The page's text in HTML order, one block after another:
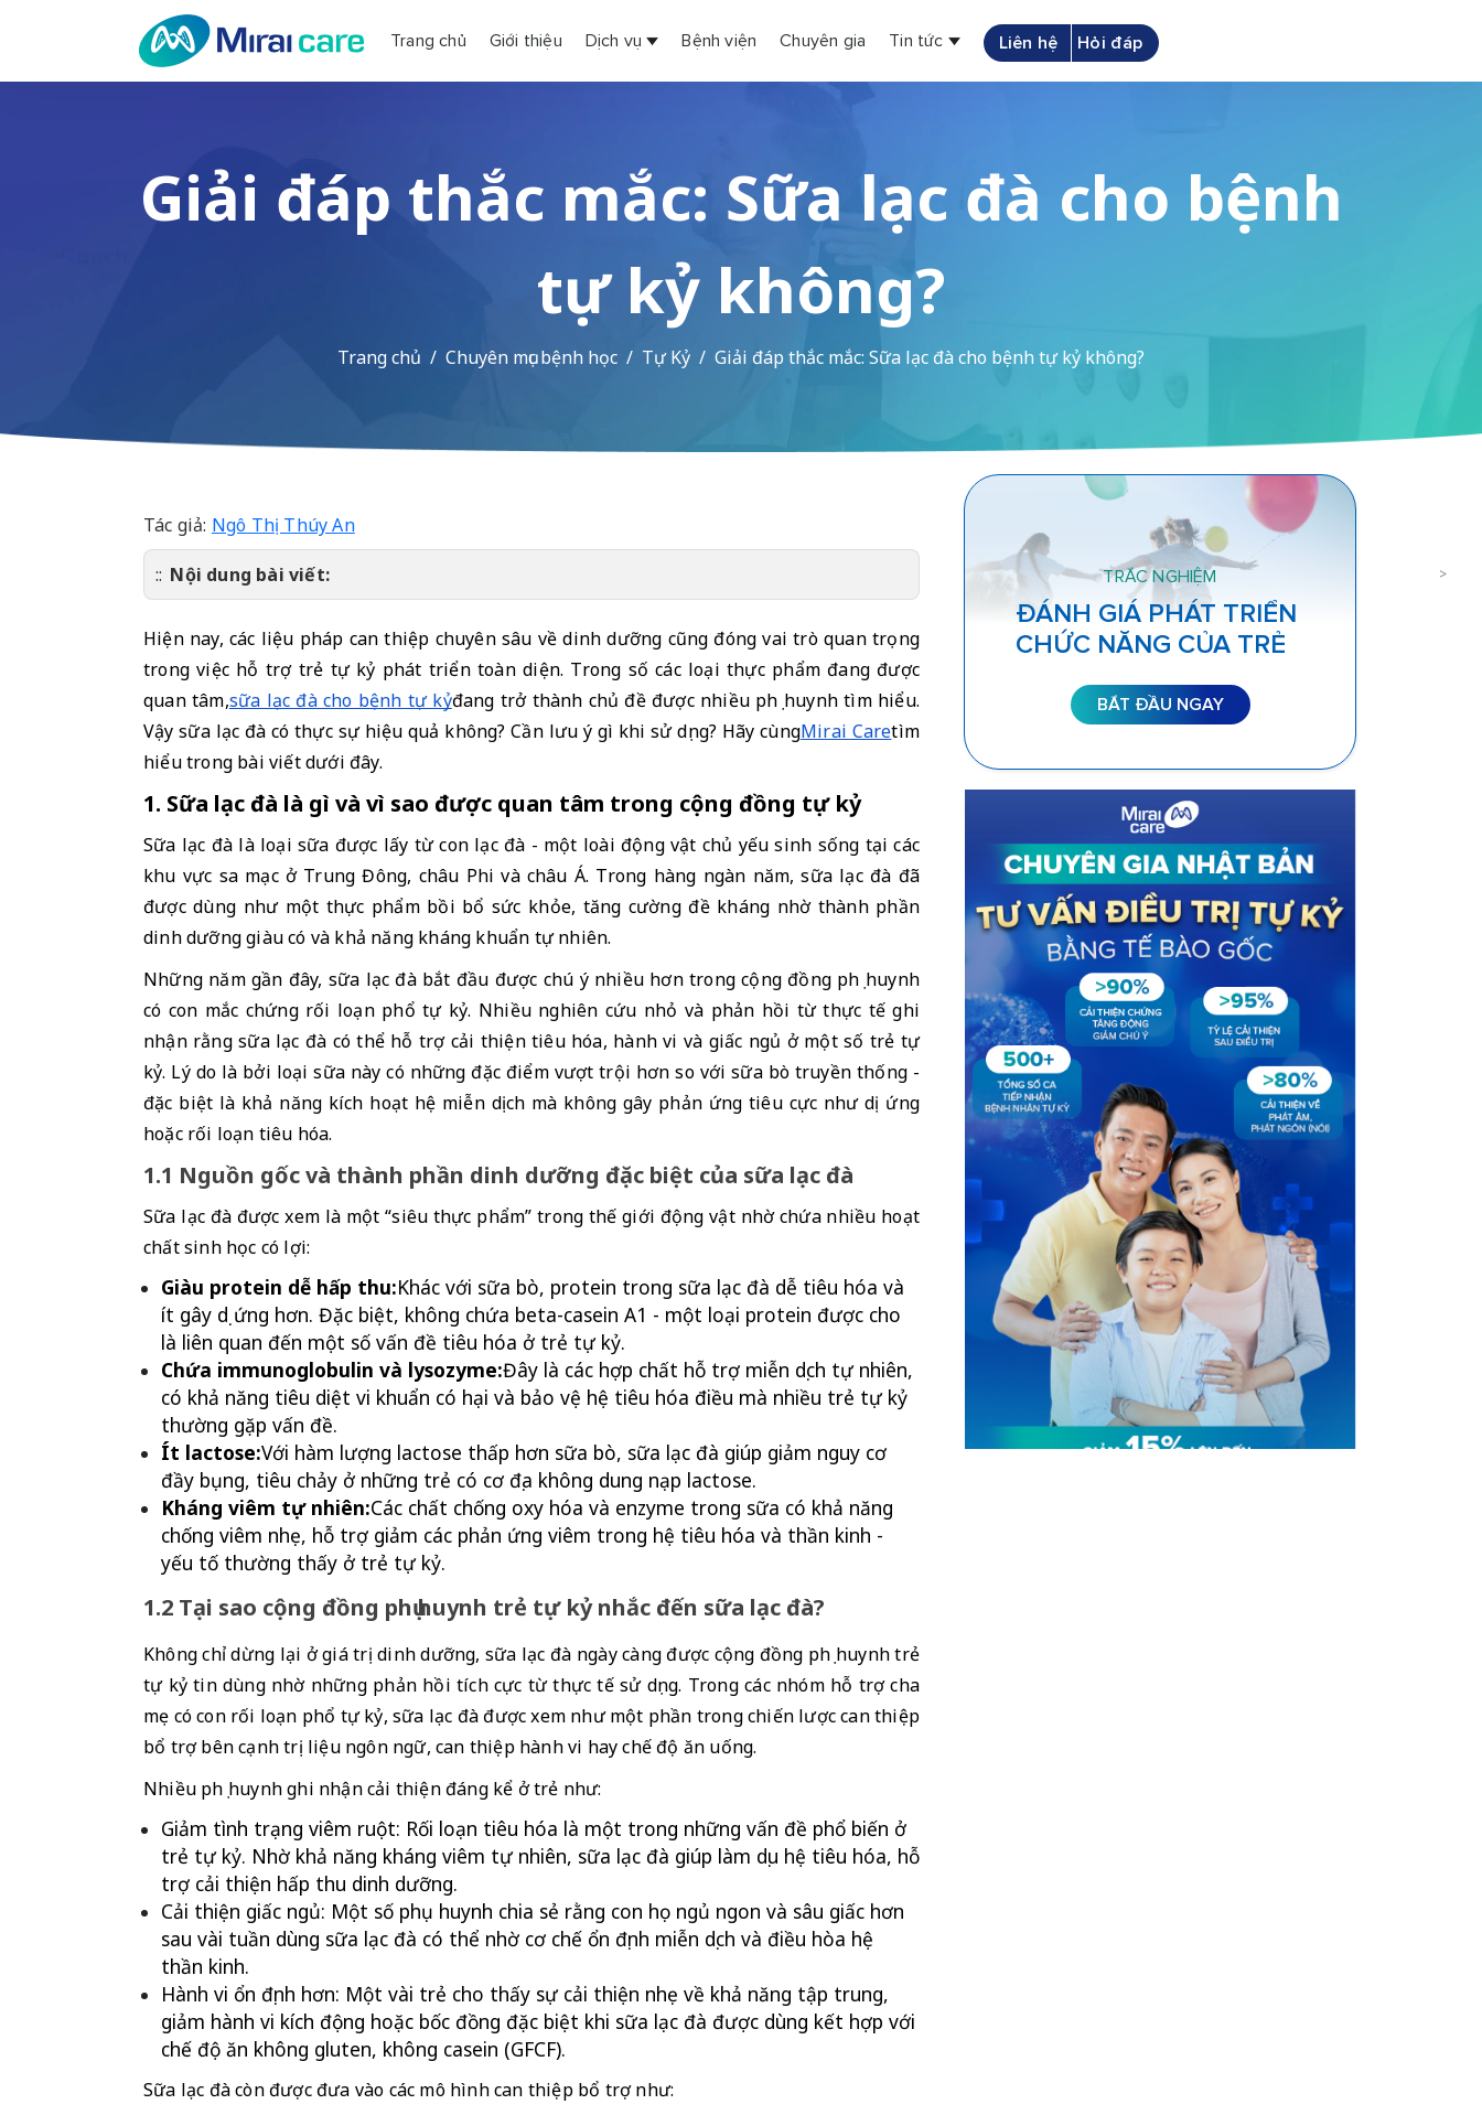
Trang chủ Giới thiệu Dịch vụ Bệnh viện Chuyên gia Tin tức Liên hệ Hỏi đáp
Giải đáp thắc mắc: Sữa lạc đà cho bệnh
tự kỷ không?
Trang chủ Chuyên mục bệnh học Tự Kỷ Giải đáp thắc mắc: Sữa lạc đà cho bệnh tự kỷ không?
Tác giả: Ngô Thị Thúy An
Nội dung bài viết:
Hiện nay, các liệu pháp can thiệp chuyên sâu về dinh dưỡng cũng đóng vai trò quan trọng
trong việc hỗ trợ trẻ tự kỷ phát triển toàn diện. Trong số các loại thực phẩm đang được
quan tâm,sữa lạc đà cho bệnh tự kỷđang trở thành chủ đề được nhiều phụ huynh tìm hiểu.
Vậy sữa lạc đà có thực sự hiệu quả không? Cần lưu ý gì khi sử dụng? Hãy cùngMirai Caretìm
hiểu trong bài viết dưới đây.
1. Sữa lạc đà là gì và vì sao được quan tâm trong cộng đồng tự kỷ
Sữa lạc đà là loại sữa được lấy từ con lạc đà - một loài động vật chủ yếu sinh sống tại các
khu vực sa mạc ở Trung Đông, châu Phi và châu Á. Trong hàng ngàn năm, sữa lạc đà đã
được dùng như một thực phẩm bồi bổ sức khỏe, tăng cường đề kháng nhờ thành phần
dinh dưỡng giàu có và khả năng kháng khuẩn tự nhiên.
Những năm gần đây, sữa lạc đà bắt đầu được chú ý nhiều hơn trong cộng đồng phụ huynh
có con mắc chứng rối loạn phổ tự kỷ. Nhiều nghiên cứu nhỏ và phản hồi từ thực tế ghi
nhận rằng sữa lạc đà có thể hỗ trợ cải thiện tiêu hóa, hành vi và giấc ngủ ở một số trẻ tự
kỷ. Lý do là bởi loại sữa này có những đặc điểm vượt trội hơn so với sữa bò truyền thống -
đặc biệt là khả năng kích hoạt hệ miễn dịch mà không gây phản ứng tiêu cực như dị ứng
hoặc rối loạn tiêu hóa.
1.1 Nguồn gốc và thành phần dinh dưỡng đặc biệt của sữa lạc đà
Sữa lạc đà được xem là một “siêu thực phẩm” trong thế giới động vật nhờ chứa nhiều hoạt
chất sinh học có lợi:
Giàu protein dễ hấp thu:Khác với sữa bò, protein trong sữa lạc đà dễ tiêu hóa và
ít gây dị ứng hơn. Đặc biệt, không chứa beta-casein A1 - một loại protein được cho
là liên quan đến một số vấn đề tiêu hóa ở trẻ tự kỷ.
Chứa immunoglobulin và lysozyme:Đây là các hợp chất hỗ trợ miễn dịch tự nhiên,
có khả năng tiêu diệt vi khuẩn có hại và bảo vệ hệ tiêu hóa điều mà nhiều trẻ tự kỷ
thường gặp vấn đề.
Ít lactose:Với hàm lượng lactose thấp hơn sữa bò, sữa lạc đà giúp giảm nguy cơ
đầy bụng, tiêu chảy ở những trẻ có cơ địa không dung nạp lactose.
Kháng viêm tự nhiên:Các chất chống oxy hóa và enzyme trong sữa có khả năng
chống viêm nhẹ, hỗ trợ giảm các phản ứng viêm trong hệ tiêu hóa và thần kinh -
yếu tố thường thấy ở trẻ tự kỷ.
1.2 Tại sao cộng đồng phụ huynh trẻ tự kỷ nhắc đến sữa lạc đà?
Không chỉ dừng lại ở giá trị dinh dưỡng, sữa lạc đà ngày càng được cộng đồng phụ huynh trẻ
tự kỷ tin dùng nhờ những phản hồi tích cực từ thực tế sử dụng. Trong các nhóm hỗ trợ cha
mẹ có con rối loạn phổ tự kỷ, sữa lạc đà được xem như một phần trong chiến lược can thiệp
bổ trợ bên cạnh trị liệu ngôn ngữ, can thiệp hành vi hay chế độ ăn uống.
Nhiều phụ huynh ghi nhận cải thiện đáng kể ở trẻ như:
Giảm tình trạng viêm ruột: Rối loạn tiêu hóa là một trong những vấn đề phổ biến ở
trẻ tự kỷ. Nhờ khả năng kháng viêm tự nhiên, sữa lạc đà giúp làm dịu hệ tiêu hóa, hỗ
trợ cải thiện hấp thu dinh dưỡng.
Cải thiện giấc ngủ: Một số phụ huynh chia sẻ rằng con họ ngủ ngon và sâu giấc hơn
sau vài tuần dùng sữa lạc đà có thể nhờ cơ chế ổn định miễn dịch và điều hòa hệ
thần kinh.
Hành vi ổn định hơn: Một vài trẻ cho thấy sự cải thiện nhẹ về khả năng tập trung,
giảm hành vi kích động hoặc bốc đồng đặc biệt khi sữa lạc đà được dùng kết hợp với
chế độ ăn không gluten, không casein (GFCF).
Sữa lạc đà còn được đưa vào các mô hình can thiệp bổ trợ như:
TRẮC NGHIỆM
ĐÁNH GIÁ PHÁT TRIỂN
CHỨC NĂNG CỦA TRẺ
BẮT ĐẦU NGAY